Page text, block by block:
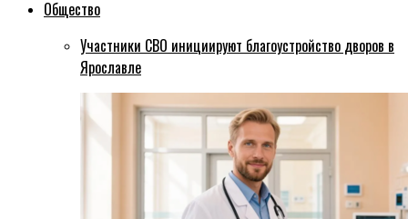
Общество
Участники СВО инициируют благоустройство дворов в
Ярославле